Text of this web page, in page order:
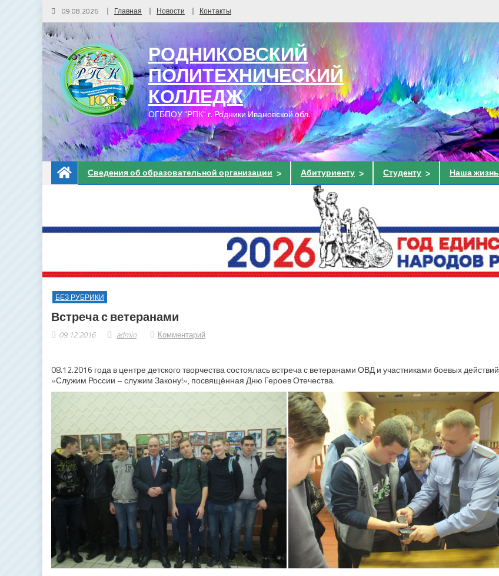
09.08.2026 Главная Новости Контакты
РОДНИКОВСКИЙ
ПОЛИТЕХНИЧЕСКИЙ
КОЛЛЕДЖ
ОГБПОУ "РПК" г. Родники Ивановской обл.
Сведения об образовательной организации Абитуриенту Студенту Наша жизнь
БЕЗ РУБРИКИ
Встреча с ветеранами
09.12.2016 admin Комментарий
08.12.2016 года в центре детского творчества состоялась встреча с ветеранами ОВД и участниками боевых действий
«Служим России – служим Закону!», посвящённая Дню Героев Отечества.